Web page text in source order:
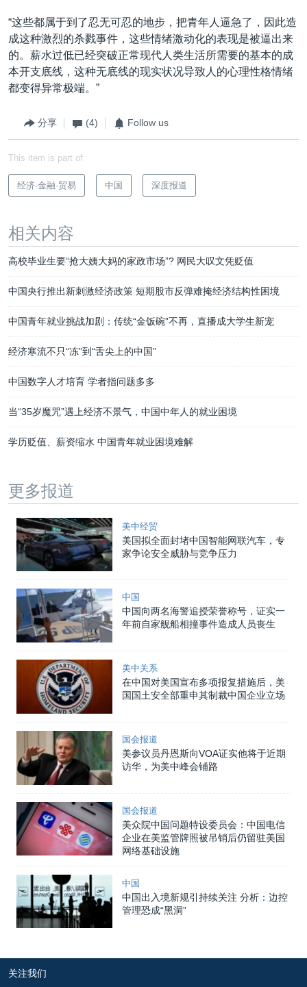
“这些都属于到了忍无可忍的地步，把青年人逼急了，因此造
成这种激烈的杀戮事件，这些情绪激动化的表现是被逼出来
的。薪水过低已经突破正常现代人类生活所需要的基本的成
本开支底线，这种无底线的现实状况导致人的心理性格情绪
都变得异常极端。”
分享 (4) Follow us
This item is part of
经济·金融·贸易 中国 深度报道
相关内容
高校毕业生要“抢大姨大妈的家政市场”? 网民大叹文凭贬值
中国央行推出新刺激经济政策 短期股市反弹难掩经济结构性困境
中国青年就业挑战加剧：传统“金饭碗”不再，直播成大学生新宠
经济寒流不只“冻”到“舌尖上的中国”
中国数字人才培育 学者指问题多多
当“35岁魔咒”遇上经济不景气，中国中年人的就业困境
学历贬值、薪资缩水 中国青年就业困境难解
更多报道
美中经贸
美国拟全面封堵中国智能网联汽车，专
家争论安全威胁与竞争压力
中国
中国向两名海警追授荣誉称号，证实一
年前自家舰船相撞事件造成人员丧生
美中关系
在中国对美国宣布多项报复措施后，美
国国土安全部重申其制裁中国企业立场
国会报道
美参议员丹恩斯向VOA证实他将于近期
访华，为美中峰会铺路
国会报道
美众院中国问题特设委员会：中国电信
企业在美监管牌照被吊销后仍留驻美国
网络基础设施
中国
中国出入境新规引持续关注 分析：边控
管理恐成“黑洞”
关注我们